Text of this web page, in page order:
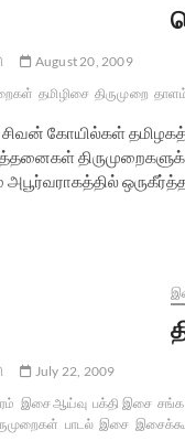
August 20, 2009
தமிழிசை திருமுறை
கோயில்கள்
July 22, 2009
இசை ஆய்வு பக்தி இசை
பாடல் இசை